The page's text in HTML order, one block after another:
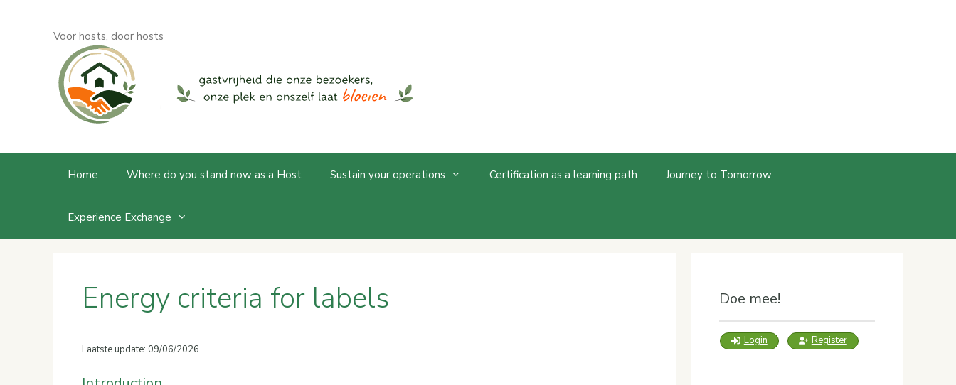
Voor hosts, door hosts
Home Where do you stand now as a Host Sustain your operations Certification as a learning path Journey to Tomorrow
Experience Exchange
Energy criteria for labels
Laatste update: 09/06/2026
Doe mee!
Login Register